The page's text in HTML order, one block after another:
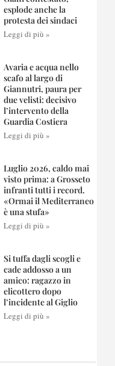
esplode anche la
protesta dei sindaci
Leggi di più »
Avaria e acqua nello
scafo al largo di
Giannutri, paura per
due velisti: decisivo
l’intervento della
Guardia Costiera
Leggi di più »
Luglio 2026, caldo mai
visto prima: a Grosseto
infranti tutti i record.
«Ormai il Mediterraneo
è una stufa»
Leggi di più »
Si tuffa dagli scogli e
cade addosso a un
amico: ragazzo in
elicottero dopo
l’incidente al Giglio
Leggi di più »